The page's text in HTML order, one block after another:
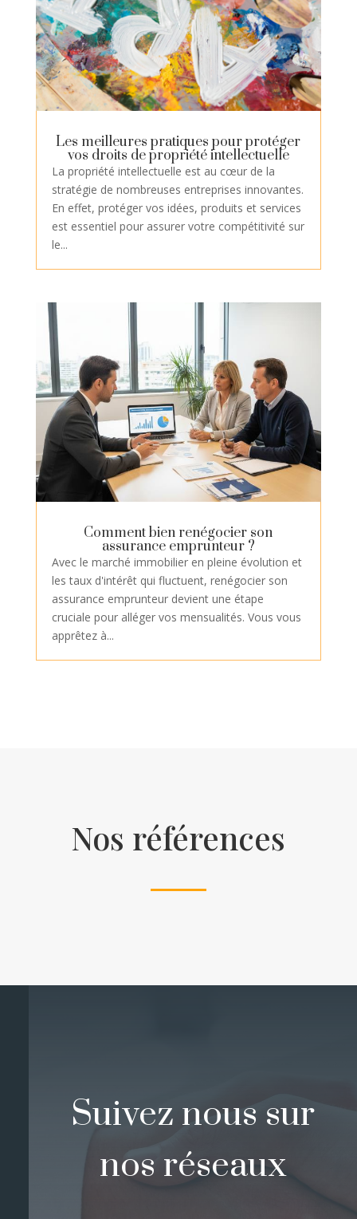
Les meilleures pratiques pour protéger
vos droits de propriété intellectuelle
La propriété intellectuelle est au cœur de la
stratégie de nombreuses entreprises innovantes.
En effet, protéger vos idées, produits et services
est essentiel pour assurer votre compétitivité sur
le...
Comment bien renégocier son
assurance emprunteur ?
Avec le marché immobilier en pleine évolution et
les taux d'intérêt qui fluctuent, renégocier son
assurance emprunteur devient une étape
cruciale pour alléger vos mensualités. Vous vous
apprêtez à...
Nos références
Suivez nous sur
nos réseaux